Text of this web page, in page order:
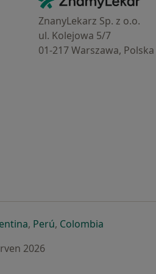
ZnanyLekarz Sp. z o.o.
ul. Kolejowa 5/7
01-217 Warszawa, Polska
záložce
v nové záložce
se otevře v nové záložce
, Perúse otevře v nové
, Colombiase otevře v
2026